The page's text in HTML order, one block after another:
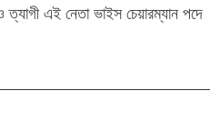
এই নেতা ভাইস চেয়ারম্যান পদে